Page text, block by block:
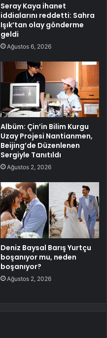
Seray Kaya ihanet
iddialarını reddetti: Sahra
Işık’tan olay gönderme
geldi
Ağustos 6, 2026
Albüm: Çin’in Bilim Kurgu
Uzay Projesi Nantianmen,
Beijing’de Düzenlenen
Sergiyle Tanıtıldı
Ağustos 2, 2026
Deniz Baysal Barış Yurtçu
boşanıyor mu, neden
boşanıyor?
Ağustos 2, 2026